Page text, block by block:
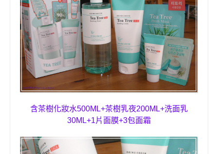
含茶樹化妝水500ML+茶樹乳夜200ML+洗面乳
30ML+1片面膜+3包面霜